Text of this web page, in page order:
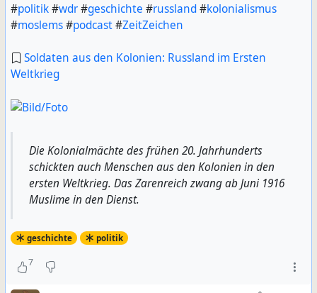
#politik#wdr#geschichte #russland#kolonialismus
#moslems#podcast#ZeitZeichen
Soldaten aus den Kolonien: Russland im Ersten
Weltkrieg
Die Kolonialmächte des frühen 20. Jahrhunderts
schickten auch Menschen aus den Kolonien in den
ersten Weltkrieg. Das Zarenreich zwang ab Juni 1916
Muslime in den Dienst.
geschichte politik
7